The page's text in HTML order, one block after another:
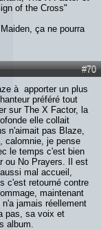
of the Cross"
ça ne pourra
#70
à apporter un plus
préféré tout
sur The X Factor, la
elle collait
n'aimait pas Blaze,
calomnie, je pense
le temps c'est bien
ou No Prayers. Il est
mal accueil,
c'est retourné contre
maintenant
jamais réellement
pas, sa voix et
album.